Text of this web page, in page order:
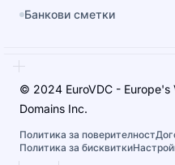
Банкови сметки
© 2024 EuroVDC - Europe's
Domains Inc.
Политика за поверителност
Политика за бисквитки